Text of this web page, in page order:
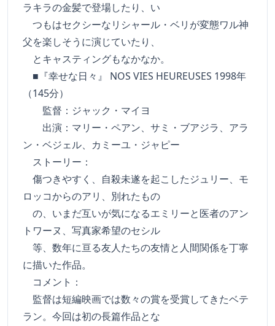
ラキラの金髪で登場したり、い
つもはセクシーなリシャール・ベリが変態ワル神
父を楽しそうに演じていたり、
とキャスティングもなかなか。
■『幸せな日々』 NOS VIES HEUREUSES 1998年
（145分）
監督：ジャック・マイヨ
出演：マリー・ペアン、サミ・ブアジラ、アラ
ン・ベジェル、カミーユ・ジャピー
ストーリー：
傷つきやすく、自殺未遂を起こしたジュリー、モ
ロッコからのアリ、別れたもの
の、いまだ互いが気になるエミリーと医者のアン
トワーヌ、写真家希望のセシル
等、数年に亘る友人たちの友情と人間関係を丁寧
に描いた作品。
コメント：
監督は短編映画では数々の賞を受賞してきたベテ
ラン。今回は初の長篇作品とな